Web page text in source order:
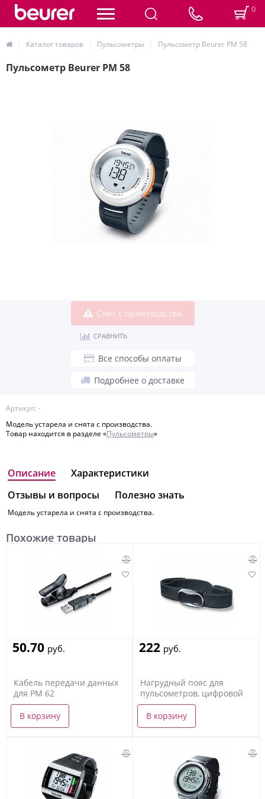
0
Каталог товаров Пульсометры Пульсометр Beurer PM 58
Пульсометр Beurer PM 58
Артикул: -
Модель устарела и снята с производства.
Товар находится в разделе «Пульсометры»
Снят с производства
СРАВНИТЬ
Все способы оплаты
Подробнее о доставке
Описание
Характеристики
Отзывы и вопросы
Полезно знать
Модель устарела и снята с производства.
Похожие товары
50.70 руб.
Кабель передачи данных
для PM 62
В корзину
222 руб.
Нагрудный пояс для
пульсометров, цифровой
В корзину